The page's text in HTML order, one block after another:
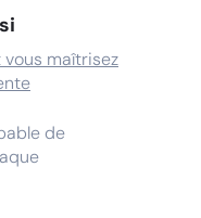
vous maîtrisez
de